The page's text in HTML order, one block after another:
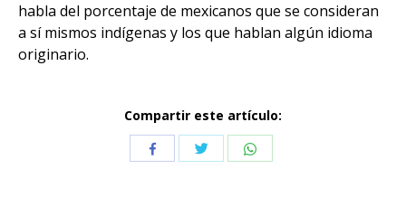
habla del porcentaje de mexicanos que se consideran
a sí mismos indígenas y los que hablan algún idioma
originario.
Compartir este artículo:
CompartirCompartirCompartir